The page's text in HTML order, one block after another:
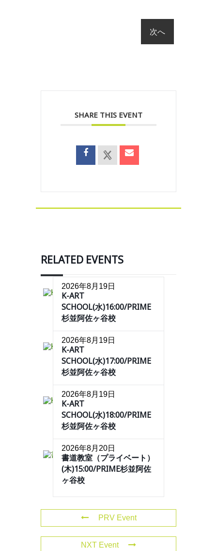
SHARE THIS EVENT
RELATED EVENTS
2026年8月19日
K-ART
SCHOOL(水)16:00/PRIME
杉並阿佐ヶ谷校
2026年8月19日
K-ART
SCHOOL(水)17:00/PRIME
杉並阿佐ヶ谷校
2026年8月19日
K-ART
SCHOOL(水)18:00/PRIME
杉並阿佐ヶ谷校
2026年8月20日
書道教室（プライベート）
(木)15:00/PRIME杉並阿佐
ヶ谷校
PRV Event
NXT Event